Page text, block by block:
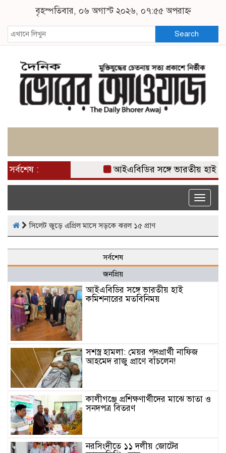
বৃহস্পতিবার, ০৬ অগাস্ট ২০২৬, ০৭:৫৫ অপরাহ্ন
Search
সর্বশেষ : আইএবিডির সঙ্গে ভারতীয় হাই
Toggle
সিলেট জুড়ে এপ্রিল মাসে সড়কে ঝরল ১৫ প্রাণ
সর্বশেষ
জনপ্রিয়
আইএবিডির সঙ্গে ভারতীয় হাই
কমিশনারের মতবিনিময়
সশস্ত্র হামলা: মেয়র পদপ্রার্থী নাফিজ
আহমেদ রাজু প্রাণে বাঁচলেন!
কালীগঞ্জে প্রশিক্ষণার্থীদের মাঝে ভাতা ও
সনদপত্র বিতরণ
নরসিংদীতে ১১ দলীয় জোটের